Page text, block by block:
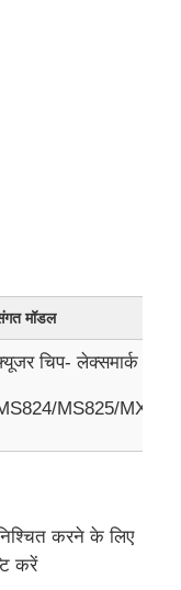
मॉडल
चिप- लेक्समार्क
MS825/
करने के लिए
करें